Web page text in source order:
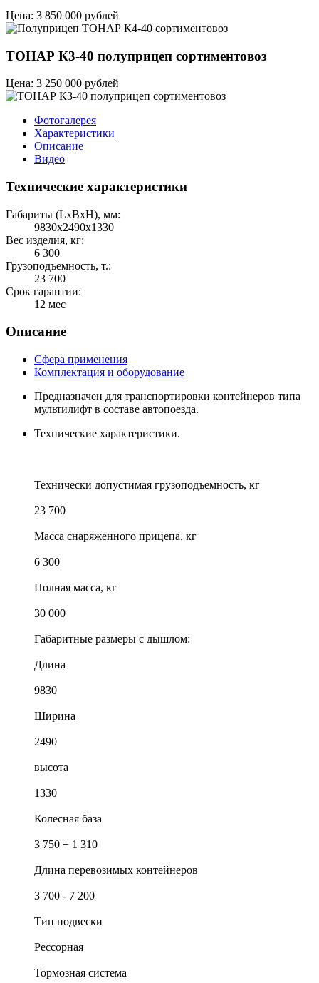
Цена: 3 850 000 рублей
ТОНАР К3-40 полуприцеп сортиментовоз
Цена: 3 250 000 рублей
Фотогалерея
Характеристики
Описание
Видео
Технические характеристики
Габариты (LхBхH), мм:
9830х2490х1330
Вес изделия, кг:
6 300
Грузоподъемность, т.:
23 700
Срок гарантии:
12 мес
Описание
Сфера применения
Комплектация и оборудование
Предназначен для транспортировки контейнеров типа
мультилифт в составе автопоезда.
Технические характеристики.
Технически допустимая грузоподъемность, кг
23 700
Масса снаряженного прицепа, кг
6 300
Полная масса, кг
30 000
Габаритные размеры с дышлом:
Длина
9830
Ширина
2490
высота
1330
Колесная база
3 750 + 1 310
Длина перевозимых контейнеров
3 700 - 7 200
Тип подвески
Рессорная
Тормозная система